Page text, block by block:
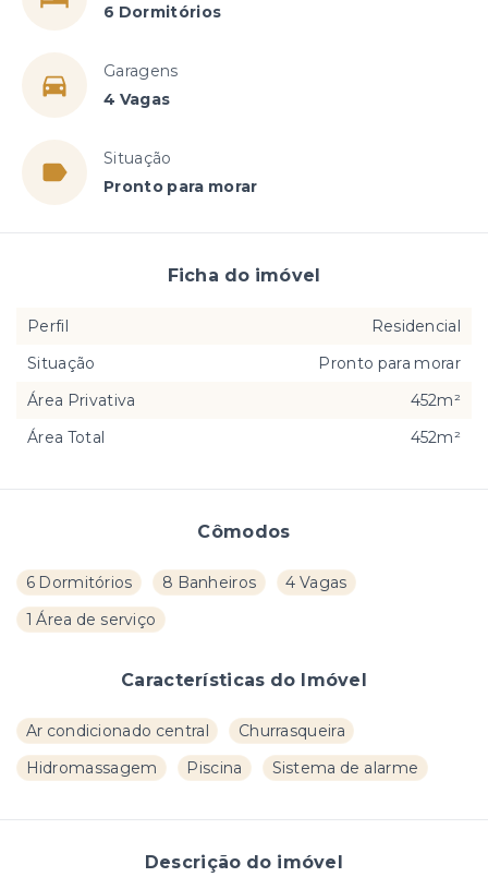
6 Dormitórios
Garagens
4 Vagas
Situação
Pronto para morar
Cômodos
6 Dormitórios 8 Banheiros
4 Vagas
1 Área de serviço
Características do Imóvel
Ar condicionado central
Churrasqueira
Hidromassagem
Piscina Sistema de alarme
Descrição do imóvel
Ficha do imóvel
Perfil
Residencial
Situação
Pronto para morar
Área Privativa
452m²
Área Total
452m²